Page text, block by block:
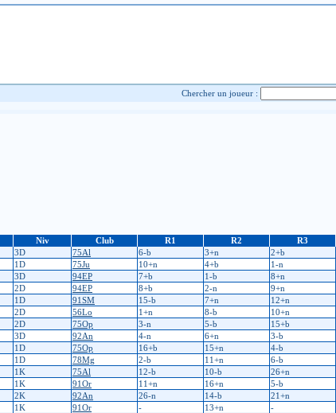
Chercher un joueur :
Niv Club R1 R2 R3
3D 75Al 6-b 3+n 2+b
1D 75Ju 10+n 4+b 1-n
3D 94EP 7+b 1-b 8+n
2D 94EP 8+b 2-n 9+n
1D 91SM 15-b 7+n 12+n
2D 56Lo 1+n 8-b 10+n
2D 75Op 3-n 5-b 15+b
3D 92An 4-n 6+n 3-b
1D 75Op 16+b 15+n 4-b
1D 78Mg 2-b 11+n 6-b
1K 75Al 12-b 10-b 26+n
1K 91Or 11+n 16+n 5-b
2K 92An 26-n 14-b 21+n
1K 91Or - 13+n -